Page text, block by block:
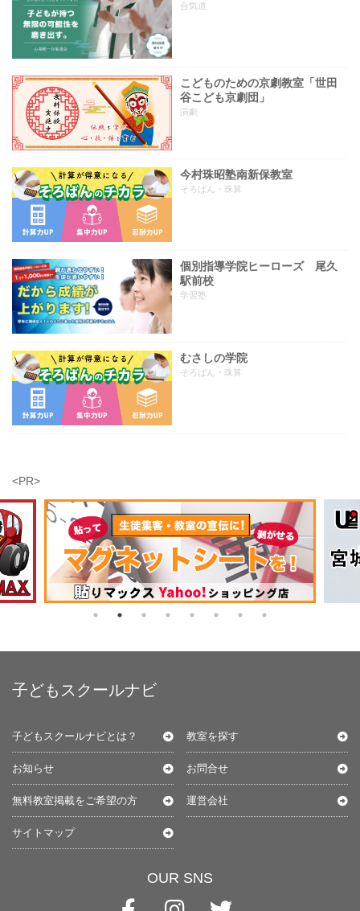
合気道
こどものための京劇教室「世田
谷こども京劇団」
演劇
今村珠昭塾南新保教室
そろばん・珠算
個別指導学院ヒーローズ 尾久
駅前校
学習塾
むさしの学院
そろばん・珠算
<PR>
子どもスクールナビ
子どもスクールナビとは？ 教室を探す
お知らせ お問合せ
無料教室掲載をご希望の方 運営会社
サイトマップ
OUR SNS